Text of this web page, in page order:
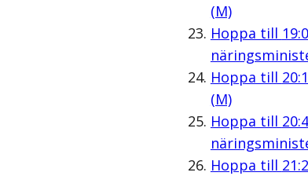
(M)
Hoppa till
Hoppa till
(M)
Hoppa till
Hoppa till